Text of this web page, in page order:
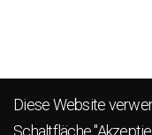
Diese Website
Schaltfläche